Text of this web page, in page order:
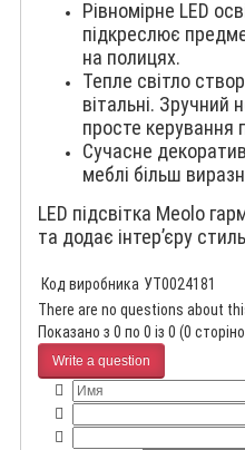
Рівномірне LED
підкреслює
на полицях.
Тепле світло
вітальні. Зручний
просте керування
Сучасне
меблі більш
LED підсвітка Meolo
та додає інтер’єру
Код виробника УТ0024181
There are no questions about
Показано з 0 по 0 із 0 (0
Write a question